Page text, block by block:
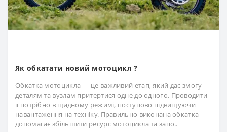
Як обкатати новий мотоцикл ?
Обкатка мотоцикла — це важливий етап, який дає змогу
деталям та вузлам притертися одне до одного. Проводити
її потрібно в щадному режимі, поступово підвищуючи
навантаження на техніку. Правильно виконана обкатка
допомагає збільшити ресурс мотоцикла та запо..